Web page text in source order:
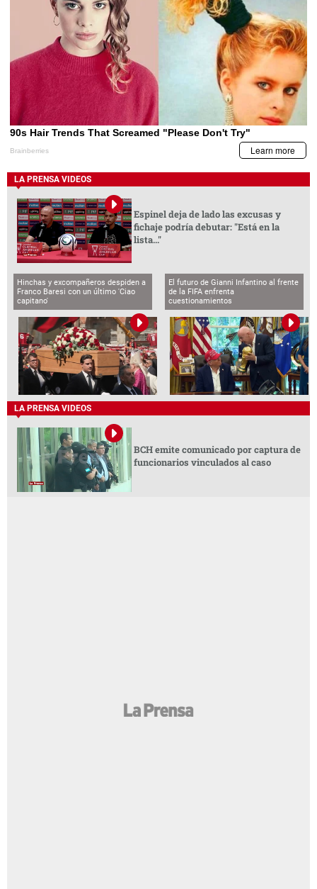
LA PRENSA VIDEOS
Espinel deja de lado las excusas y
fichaje podría debutar: "Está en la
lista..."
Hinchas y excompañeros despiden a
Franco Baresi con un último 'Ciao
capitano'
El futuro de Gianni Infantino al frente
de la FIFA enfrenta
cuestionamientos
LA PRENSA VIDEOS
BCH emite comunicado por captura de
funcionarios vinculados al caso